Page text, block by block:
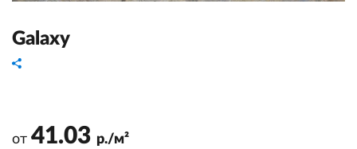
Galaxy
от 41.03 р./м²